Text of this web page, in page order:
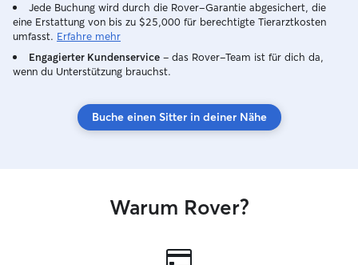
Jede Buchung wird durch die Rover-Garantie abgesichert, die
eine Erstattung von bis zu $25,000 für berechtigte Tierarztkosten
umfasst. Erfahre mehr
Engagierter Kundenservice – das Rover-Team ist für dich da,
wenn du Unterstützung brauchst.
Buche einen Sitter in deiner Nähe
Warum Rover?